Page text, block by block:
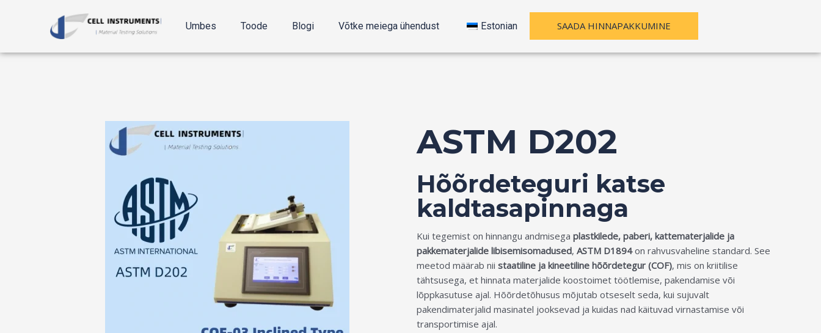
Umbes Toode Blogi Võtke meiega ühendust Estonian SAADA HINNAPAKKUMINE
ASTM D202
Hõõrdeteguri katse
kaldtasapinnaga
Kui tegemist on hinnangu andmisega plastkilede, paberi, kattematerjalide ja
pakkematerjalide libisemisomadused, ASTM D1894on rahvusvaheline standard. See
meetod määrab nii staatiline ja kineetiline hõõrdetegur (COF), mis on kriitilise
tähtsusega, et hinnata materjalide koostoimet töötlemise, pakendamise või
lõppkasutuse ajal. Hõõrdetõhusus mõjutab otseselt seda, kui sujuvalt
pakendimaterjalid masinatel jooksevad ja kuidas nad käituvad virnastamise või
transportimise ajal.